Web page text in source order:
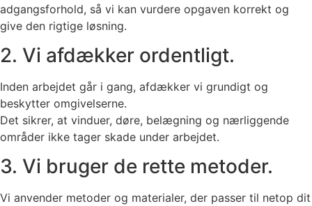
adgangsforhold, så vi kan vurdere opgaven korrekt og
give den rigtige løsning.
2. Vi afdækker ordentligt.
Inden arbejdet går i gang, afdækker vi grundigt og
beskytter omgivelserne.
Det sikrer, at vinduer, døre, belægning og nærliggende
områder ikke tager skade under arbejdet.
3. Vi bruger de rette metoder.
Vi anvender metoder og materialer, der passer til netop dit